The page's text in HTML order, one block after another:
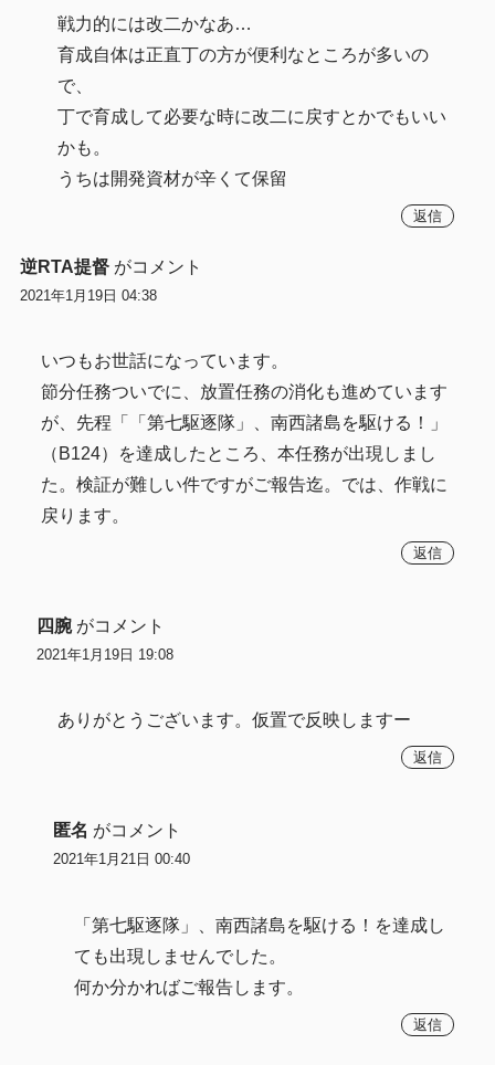
戦力的には改二かなあ…
育成自体は正直丁の方が便利なところが多いの
で、
丁で育成して必要な時に改二に戻すとかでもいい
かも。
うちは開発資材が辛くて保留
返信
逆RTA提督 がコメント
2021年1月19日 04:38
いつもお世話になっています。
節分任務ついでに、放置任務の消化も進めています
が、先程「「第七駆逐隊」、南西諸島を駆ける！」
（B124）を達成したところ、本任務が出現しまし
た。検証が難しい件ですがご報告迄。では、作戦に
戻ります。
返信
四腕 がコメント
2021年1月19日 19:08
ありがとうございます。仮置で反映しますー
返信
匿名 がコメント
2021年1月21日 00:40
「第七駆逐隊」、南西諸島を駆ける！を達成し
ても出現しませんでした。
何か分かればご報告します。
返信